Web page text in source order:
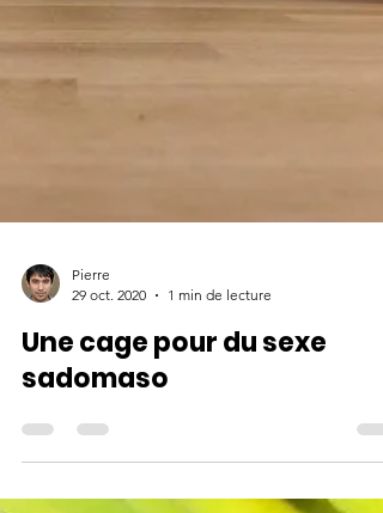
Pierre
Une cage pour du sexe
sadomaso